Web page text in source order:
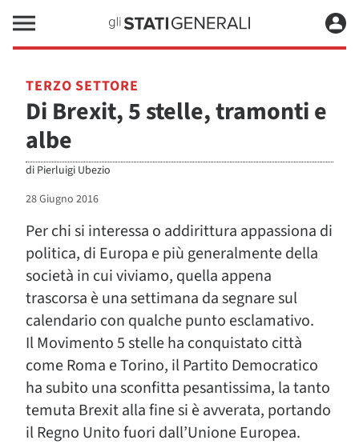
TERZO SETTORE
Di Brexit, 5 stelle, tramonti e
albe
di Pierluigi Ubezio
28 Giugno 2016
Per chi si interessa o addirittura appassiona di
politica, di Europa e più generalmente della
società in cui viviamo, quella appena
trascorsa è una settimana da segnare sul
calendario con qualche punto esclamativo.
Il Movimento 5 stelle ha conquistato città
come Roma e Torino, il Partito Democratico
ha subito una sconfitta pesantissima, la tanto
temuta Brexit alla fine si è avverata, portando
il Regno Unito fuori dall’Unione Europea.